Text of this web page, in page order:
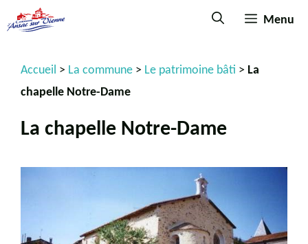
Menu
Accueil > La commune > Le patrimoine bâti > La
chapelle Notre-Dame
La chapelle Notre-Dame